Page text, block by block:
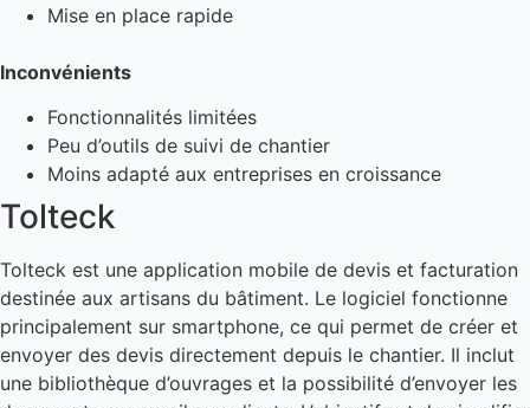
Mise en place rapide
Inconvénients
Fonctionnalités limitées
Peu d’outils de suivi de chantier
Moins adapté aux entreprises en croissance
Tolteck
Tolteck est une application mobile de devis et facturation
destinée aux artisans du bâtiment. Le logiciel fonctionne
principalement sur smartphone, ce qui permet de créer et
envoyer des devis directement depuis le chantier. Il inclut
une bibliothèque d’ouvrages et la possibilité d’envoyer les